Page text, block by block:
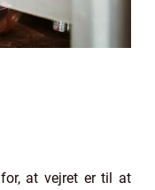
at vejret er til at